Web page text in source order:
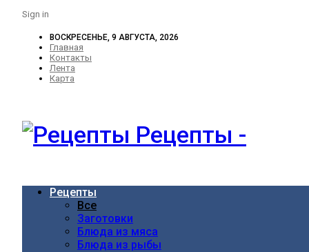
Sign in
ВОСКРЕСЕНЬЕ, 9 АВГУСТА, 2026
Главная
Контакты
Лента
Карта
Рецепты -
Рецепты
Все
Заготовки
Блюда из мяса
Блюда из рыбы